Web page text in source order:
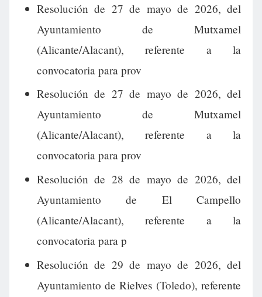
Resolución de 27 de mayo de 2026, del
Ayuntamiento de Mutxamel
(Alicante/Alacant), referente a la
convocatoria para prov
Resolución de 27 de mayo de 2026, del
Ayuntamiento de Mutxamel
(Alicante/Alacant), referente a la
convocatoria para prov
Resolución de 28 de mayo de 2026, del
Ayuntamiento de El Campello
(Alicante/Alacant), referente a la
convocatoria para p
Resolución de 29 de mayo de 2026, del
Ayuntamiento de Rielves (Toledo), referente